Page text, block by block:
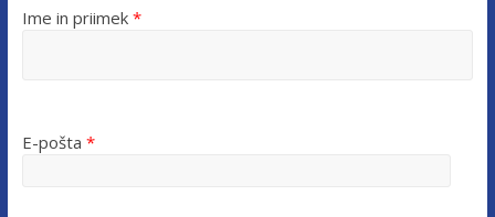
Ime in priimek *
E-pošta *